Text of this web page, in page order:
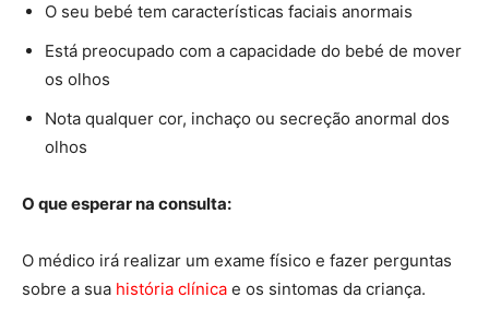
O seu bebé tem características faciais anormais
Está preocupado com a capacidade do bebé de mover
os olhos
Nota qualquer cor, inchaço ou secreção anormal dos
olhos
O que esperar na consulta:
O médico irá realizar um exame físico e fazer perguntas
sobre a sua história clínica e os sintomas da criança.